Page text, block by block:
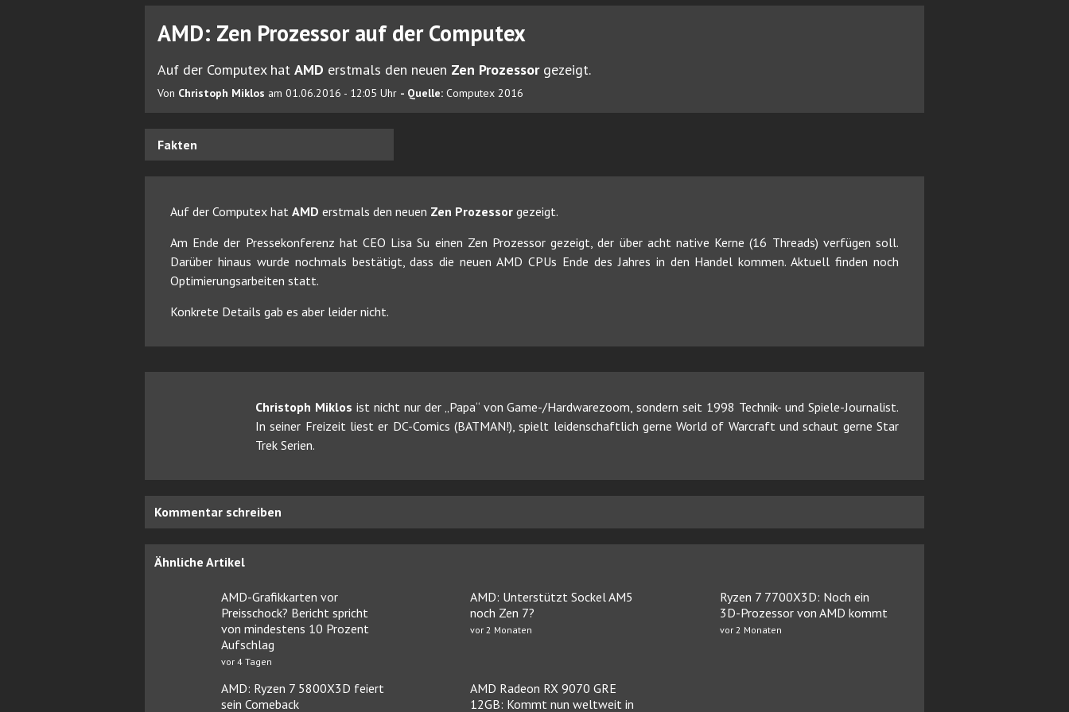
AMD: Zen Prozessor auf der Computex
Auf der Computex hat AMD erstmals den neuen Zen Prozessorgezeigt.
Von Christoph Miklos am 01.06.2016 - 12:05 Uhr - Quelle: Computex 2016
Fakten
Auf der Computex hat AMD erstmals den neuen Zen Prozessor gezeigt.
Am Ende der Pressekonferenz hat CEO Lisa Su einen Zen Prozessor gezeigt, der über acht native Kerne (16 Threads) verfügen soll.
Darüber hinaus wurde nochmals bestätigt, dass die neuen AMD CPUs Ende des Jahres in den Handel kommen. Aktuell finden noch
Optimierungsarbeiten statt.
Konkrete Details gab es aber leider nicht.
Christoph Miklos ist nicht nur der „Papa“ von Game-/Hardwarezoom, sondern seit 1998 Technik- und Spiele-Journalist.
In seiner Freizeit liest er DC-Comics (BATMAN!), spielt leidenschaftlich gerne World of Warcraft und schaut gerne Star
Trek Serien.
Kommentar schreiben
Ähnliche Artikel
AMD-Grafikkarten vor
Preisschock? Bericht spricht
von mindestens 10 Prozent
Aufschlag
vor 4 Tagen
AMD: Unterstützt Sockel AM5
noch Zen 7?
vor 2 Monaten
Ryzen 7 7700X3D: Noch ein
3D-Prozessor von AMD kommt
vor 2 Monaten
AMD: Ryzen 7 5800X3D feiert
sein Comeback
AMD Radeon RX 9070 GRE
12GB: Kommt nun weltweit in